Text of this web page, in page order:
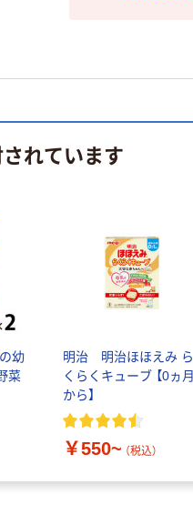
れています
幼
菜
明治 明治ほほえみ ら
くらくキューブ 【0ヵ月
から】
￥550~ （税込）